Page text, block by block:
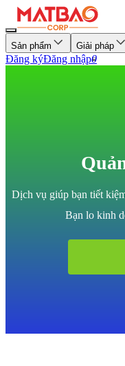
Sản phẩm Giải pháp
Đăng kýĐăng nhập0
Dịch vụ giúp bạn tiết
Bạn lo kinh